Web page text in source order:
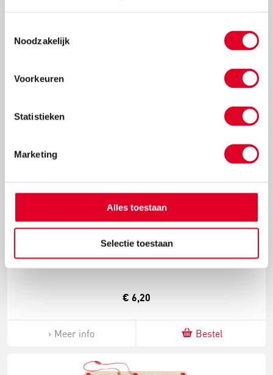
Noodzakelijk
Voorkeuren
Statistieken
Marketing
Alles toestaan
Selectie toestaan
Meer info
Punnikklos | Diameter 2,5 cm | Hoogte 10,5 cm
€ 6,20
Meer info Bestel